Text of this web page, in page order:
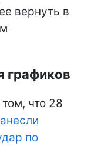
вернуть в
графиков
что 28
по